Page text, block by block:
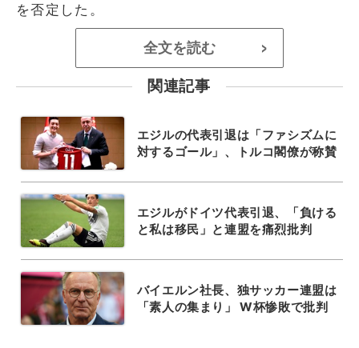
を否定した。
全文を読む >
関連記事
エジルの代表引退は「ファシズムに
対するゴール」、トルコ閣僚が称賛
エジルがドイツ代表引退、「負ける
と私は移民」と連盟を痛烈批判
バイエルン社長、独サッカー連盟は
「素人の集まり」 W杯惨敗で批判